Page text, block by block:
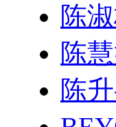
陈
陈
陈